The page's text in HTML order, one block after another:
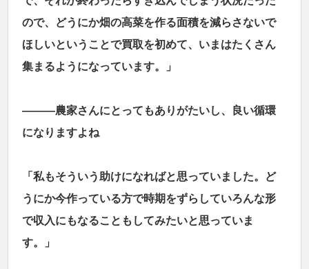
ので、どうにか畑の高菜を作る面積を減らさないで
ほしいということで買取を初めて、いまはたくさん
集まるようになっています。」
―――農家さんにとってもありがたいし、良い循環
になりますよね
「私もそういう助けになればと思っていました。ど
うにか今作っている方で時期をずらしていろんな形
で収入にもなることもしてみたいと思っていま
す。」